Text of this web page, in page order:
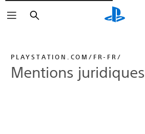
Rechercher
PLAYSTATION.COM/FR-FR/
Mentions juridiques